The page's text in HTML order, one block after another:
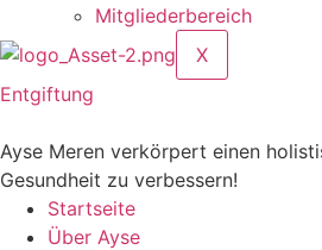
Mitgliederbereich
X
Entgiftung
Ayse Meren verkörpert einen
Gesundheit zu verbessern!
Startseite
Über Ayse